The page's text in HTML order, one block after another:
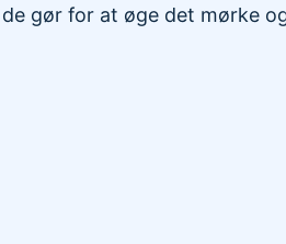
gør for at øge det mørke